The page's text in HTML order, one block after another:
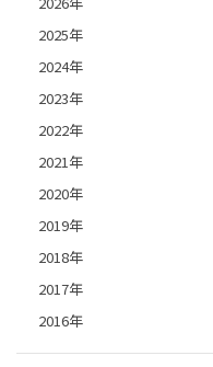
2025年
2024年
2023年
2022年
2021年
2020年
2019年
2018年
2017年
2016年